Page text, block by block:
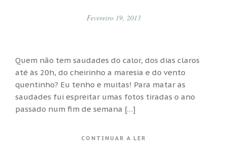
Fevereiro 19, 2013
Quem não tem saudades do calor, dos dias claros
até às 20h, do cheirinho a maresia e do vento
quentinho? Eu tenho e muitas! Para matar as
saudades fui espreitar umas fotos tiradas o ano
passado num fim de semana […]
CONTINUAR A LER